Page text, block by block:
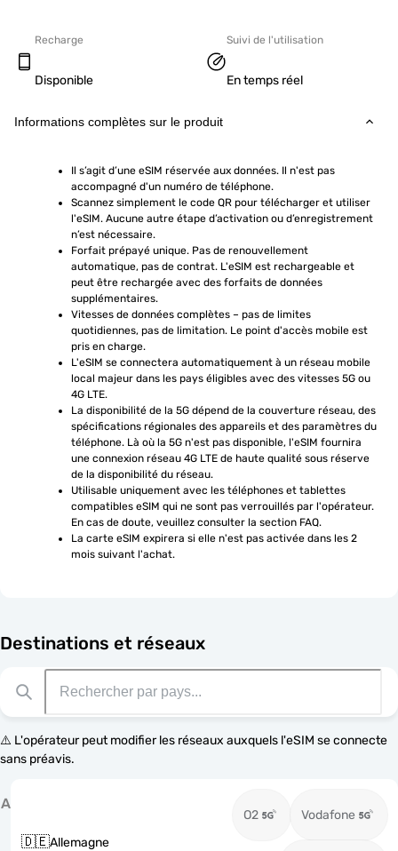
Recharge
Disponible
Suivi de l'utilisation
En temps réel
Informations complètes sur le produit
Il s’agit d’une eSIM réservée aux données. Il n'est pas
accompagné d'un numéro de téléphone.
Scannez simplement le code QR pour télécharger et utiliser
l'eSIM. Aucune autre étape d’activation ou d’enregistrement
n’est nécessaire.
Forfait prépayé unique. Pas de renouvellement
automatique, pas de contrat. L'eSIM est rechargeable et
peut être rechargée avec des forfaits de données
supplémentaires.
Vitesses de données complètes – pas de limites
quotidiennes, pas de limitation. Le point d'accès mobile est
pris en charge.
L'eSIM se connectera automatiquement à un réseau mobile
local majeur dans les pays éligibles avec des vitesses 5G ou
4G LTE.
La disponibilité de la 5G dépend de la couverture réseau, des
spécifications régionales des appareils et des paramètres du
téléphone. Là où la 5G n'est pas disponible, l'eSIM fournira
une connexion réseau 4G LTE de haute qualité sous réserve
de la disponibilité du réseau.
Utilisable uniquement avec les téléphones et tablettes
compatibles eSIM qui ne sont pas verrouillés par l'opérateur.
En cas de doute, veuillez consulter la section FAQ.
La carte eSIM expirera si elle n'est pas activée dans les 2
mois suivant l'achat.
Destinations et réseaux
⚠️ L'opérateur peut modifier les réseaux auxquels l'eSIM se connecte
sans préavis.
A
🇩🇪Allemagne
O2 Vodafone